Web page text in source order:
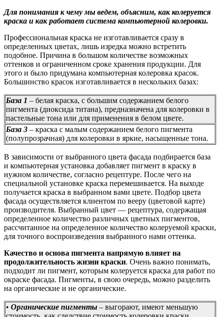
Для понимания к чему мы ведем, объясним, как колеруется
краска и как работает система компьютерной колеровки.
Профессиональная краска не изготавливается сразу в
определенных цветах, лишь изредка можно встретить
подобное. Причина в большом количестве возможных
оттенков и ограниченном сроке хранения продукции. Для
этого и было придумана компьютерная колеровка красок.
Большинство красок изготавливается в нескольких базах:
База 1 – белая краска, с большим содержанием белого
пигмента (диоксида титана), предназначена для колеровки в
пастельные тона или для применения в белом цвете.
База 3 – краска с малым содержанием белого пигмента
(полупрозрачная) для колеровки в яркие, насыщенные тона.
В зависимости от выбранного цвета фасада подбирается база
и компьютерная установка добавляет пигмент в краску в
нужном количестве, согласно рецептуре. После чего на
специальной установке краска перемешивается. На выходе
получается краска в выбранном вами цвете. Подбор цвета
фасада осуществляется клиентом по вееру (цветовой карте)
производителя. Выбранный цвет — рецептура, содержащая
определенное количество различных цветных пигментов,
рассчитанное на определенное количество колеруемой краски,
для точного воспроизведения выбранного нами оттенка.
Качество и основа пигмента напрямую влияет на
продолжительность жизни краски. Очень важно понимать,
подходит ли пигмент, которым колеруется краска для работ по
окраске фасада. Пигменты, в свою очередь, можно разделить
на органические и не органические.
• Органические пигменты – выгорают, имеют меньшую